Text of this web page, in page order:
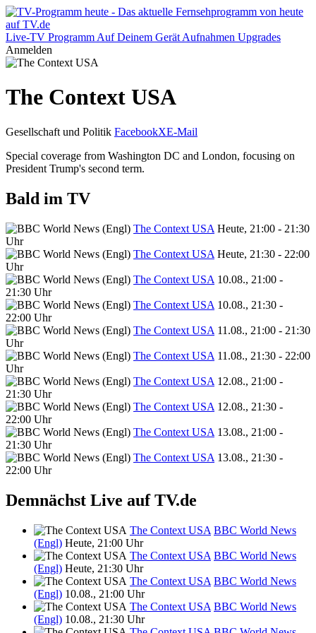
Live-TV Programm Auf Deinem Gerät Aufnahmen Upgrades
Anmelden
The Context USA
Gesellschaft und Politik FacebookXE-Mail
Special coverage from Washington DC and London, focusing on
President Trump's second term.
Bald im TV
The Context USA Heute, 21:00 - 21:30
Uhr
The Context USA Heute, 21:30 - 22:00
Uhr
The Context USA 10.08., 21:00 -
21:30 Uhr
The Context USA 10.08., 21:30 -
22:00 Uhr
The Context USA 11.08., 21:00 - 21:30
Uhr
The Context USA 11.08., 21:30 - 22:00
Uhr
The Context USA 12.08., 21:00 -
21:30 Uhr
The Context USA 12.08., 21:30 -
22:00 Uhr
The Context USA 13.08., 21:00 -
21:30 Uhr
The Context USA 13.08., 21:30 -
22:00 Uhr
Demnächst Live auf TV.de
The Context USA BBC World News
(Engl) Heute, 21:00 Uhr
The Context USA BBC World News
(Engl) Heute, 21:30 Uhr
The Context USA BBC World News
(Engl) 10.08., 21:00 Uhr
The Context USA BBC World News
(Engl) 10.08., 21:30 Uhr